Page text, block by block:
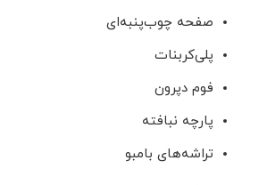
صفحه چوب‌پنبه‌ای
پلی‌کربنات
فوم دپرون
پارچه نبافته
تراشه‌های بامبو